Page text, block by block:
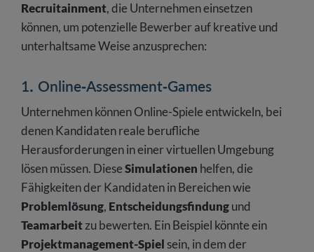
Recruitainment, die Unternehmen einsetzen
können, um potenzielle Bewerber auf kreative und
unterhaltsame Weise anzusprechen:
1. Online-Assessment-Games
Unternehmen können Online-Spiele entwickeln, bei
denen Kandidaten reale berufliche
Herausforderungen in einer virtuellen Umgebung
lösen müssen. DieseSimulationen helfen, die
Fähigkeiten der Kandidaten in Bereichen wie
Problemlösung, Entscheidungsfindungund
Teamarbeitzu bewerten. Ein Beispiel könnte ein
Projektmanagement-Spielsein, in dem der